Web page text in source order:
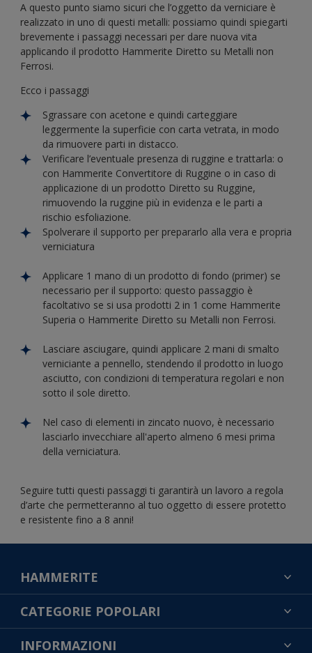
A questo punto siamo sicuri che l’oggetto da verniciare è
realizzato in uno di questi metalli: possiamo quindi spiegarti
brevemente i passaggi necessari per dare nuova vita
applicando il prodotto Hammerite Diretto su Metalli non
Ferrosi.
Ecco i passaggi
Sgrassare con acetone e quindi carteggiare
leggermente la superficie con carta vetrata, in modo
da rimuovere parti in distacco.
Verificare l’eventuale presenza di ruggine e trattarla: o
con Hammerite Convertitore di Ruggine o in caso di
applicazione di un prodotto Diretto su Ruggine,
rimuovendo la ruggine più in evidenza e le parti a
rischio esfoliazione.
Spolverare il supporto per prepararlo alla vera e propria
verniciatura
Applicare 1 mano di un prodotto di fondo (primer) se
necessario per il supporto: questo passaggio è
facoltativo se si usa prodotti 2 in 1 come Hammerite
Superia o Hammerite Diretto su Metalli non Ferrosi.
Lasciare asciugare, quindi applicare 2 mani di smalto
verniciante a pennello, stendendo il prodotto in luogo
asciutto, con condizioni di temperatura regolari e non
sotto il sole diretto.
Nel caso di elementi in zincato nuovo, è necessario
lasciarlo invecchiare all'aperto almeno 6 mesi prima
della verniciatura.
Seguire tutti questi passaggi ti garantirà un lavoro a regola
d’arte che permetteranno al tuo oggetto di essere protetto
e resistente fino a 8 anni!
HAMMERITE
TROVA UN COLORE
CONTATTACI
MAPPA DEL SITO
CATEGORIE POPOLARI
NOTE LEGALI
INFORMAZIONI